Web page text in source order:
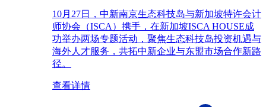
10月27日，中新南京生态科技岛与新加坡特许会计
师协会（ISCA）携手，在新加坡ISCA HOUSE成
功举办两场专题活动，聚焦生态科技岛投资机遇与
海外人才服务，共拓中新企业与东盟市场合作新路
径。
查看详情